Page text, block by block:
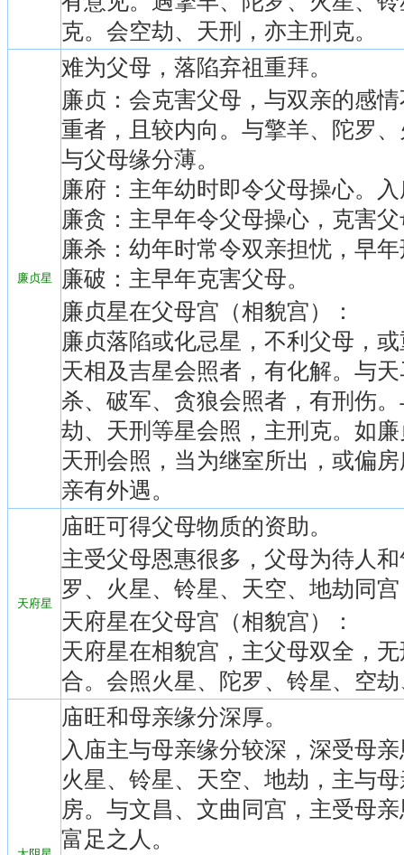
克。会空劫、天刑，亦主刑克。
廉贞星
难为父母，落陷弃祖重拜。
廉贞：会克害父母，与双亲的感
重者，且较内向。与擎羊、陀罗
与父母缘分薄。
廉府：主年幼时即令父母操心。
廉贪：主早年令父母操心，克害
廉杀：幼年时常令双亲担忧，早
廉破：主早年克害父母。
廉贞星在父母宫（相貌宫）：
廉贞落陷或化忌星，不利父母，
天相及吉星会照者，有化解。与
杀、破军、贪狼会照者，有刑伤
劫、天刑等星会照，主刑克。如
天刑会照，当为继室所出，或偏
亲有外遇。
天府星
庙旺可得父母物质的资助。
主受父母恩惠很多，父母为待人
罗、火星、铃星、天空、地劫同
天府星在父母宫（相貌宫）：
天府星在相貌宫，主父母双全，
合。会照火星、陀罗、铃星、空
庙旺和母亲缘分深厚。
入庙主与母亲缘分较深，深受母
火星、铃星、天空、地劫，主与
房。与文昌、文曲同宫，主受母
富足之人。